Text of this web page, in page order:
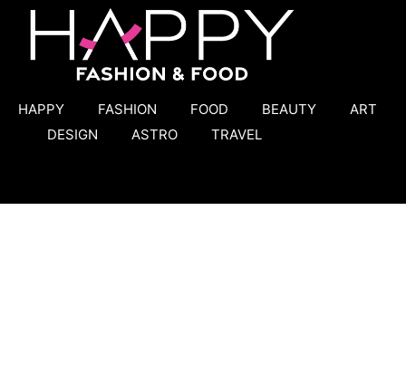
HAPPY FASHION FOOD BEAUTY
ART
DESIGN
ASTRO TRAVEL